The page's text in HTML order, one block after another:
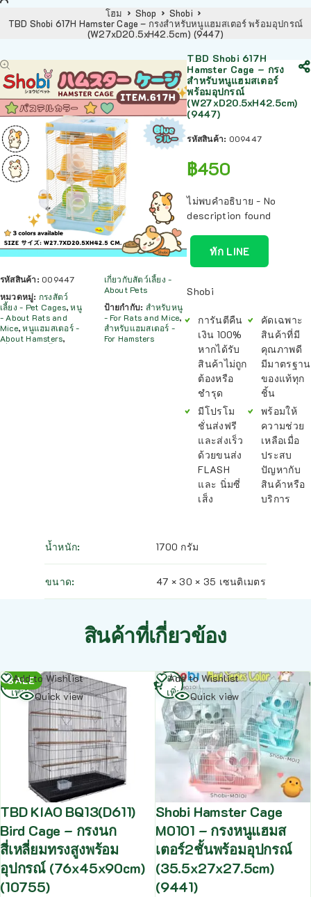
โฮม Shop
Shobi
TBD Shobi 617H Hamster Cage – กรงสำหรับหนูแฮมสเตอร์ พร้อมอุปกรณ์
(W27xD20.5xH42.5cm) (9447)
รหัสสินค้า: 009447
หมวดหมู่: กรงสัตว์
เลี้ยง - Pet Cages,หนู
- About Rats and
Mice,หนูแฮมสเตอร์ -
About Hamsters,
เกี่ยวกับสัตว์เลี้ยง -
About Pets
ป้ายกำกับ: สำหรับหนู
- For Rats and Mice,
สำหรับแฮมสเตอร์ -
For Hamsters
TBD Shobi 617H
Hamster Cage – กรง
สำหรับหนูแฮมสเตอร์
พร้อมอุปกรณ์
(W27xD20.5xH42.5cm)
(9447)
รหัสสินค้า: 009447
฿450
ไม่พบคำอธิบาย - No
description found
ทัก LINE
Shobi
การันตีคืน
เงิน 100%
หากได้รับ
สินค้าไม่ถูก
ต้องหรือ
ชำรุด
มีโปรโม
ชั่นส่งฟรี
และส่งเร็ว
ด้วยขนส่ง
FLASH
และ นิ่มซี่
เส็ง
คัดเฉพาะ
สินค้าที่มี
คุณภาพดี
มีมาตรฐาน
ของแท้ทุก
ชิ้น
พร้อมให้
ความช่วย
เหลือเมื่อ
ประสบ
ปัญหากับ
สินค้าหรือ
บริการ
น้ำหนัก 1700 กรัม
ขนาด 47 × 30 × 35 เซนติเมตร
สินค้าที่เกี่ยวข้อง
SALE
Add to Wishlist
Quick view
TBD KIAO BQ13(D611)
Bird Cage – กรงนก
สี่เหลี่ยมทรงสูงพร้อม
อุปกรณ์ (76x45x90cm)
(10755)
อ่าน
เพิ่ม
Add to Wishlist
Quick view
Shobi Hamster Cage
M0101 – กรงหนูแฮมส
เตอร์2ชั้นพร้อมอุปกรณ์
(35.5x27x27.5cm)
(9441)
อ่าน
เพิ่ม